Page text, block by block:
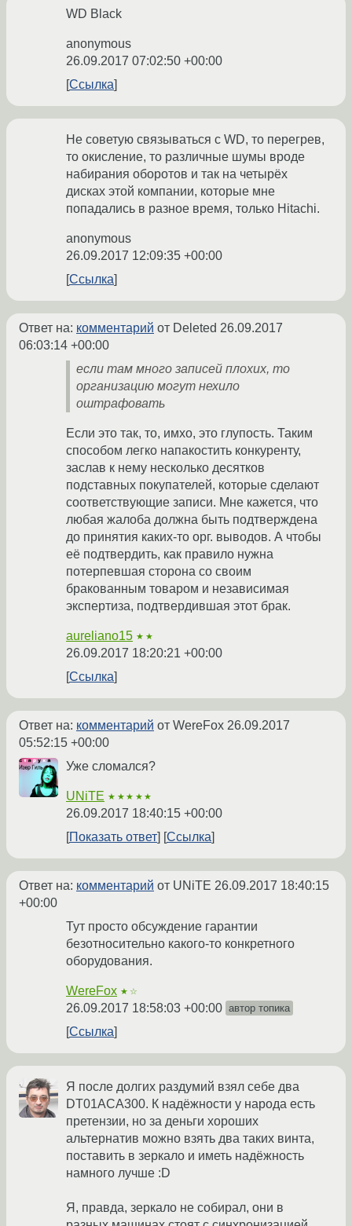
WD Black
anonymous
26.09.2017 07:02:50 +00:00
Ссылка
Не советую связываться с WD, то перегрев,
то окисление, то различные шумы вроде
набирания оборотов и так на четырёх
дисках этой компании, которые мне
попадались в разное время, только Hitachi.
anonymous
26.09.2017 12:09:35 +00:00
Ссылка
Ответ на: комментарий от Deleted 26.09.2017
06:03:14 +00:00
если там много записей плохих, то
организацию могут нехило
оштрафовать
Если это так, то, имхо, это глупость. Таким
способом легко напакостить конкуренту,
заслав к нему несколько десятков
подставных покупателей, которые сделают
соответствующие записи. Мне кажется, что
любая жалоба должна быть подтверждена
до принятия каких-то орг. выводов. А чтобы
её подтвердить, как правило нужна
потерпевшая сторона со своим
бракованным товаром и независимая
экспертиза, подтвердившая этот брак.
aureliano15 ★★
26.09.2017 18:20:21 +00:00
Ссылка
Ответ на: комментарий от WereFox 26.09.2017
05:52:15 +00:00
Уже сломался?
UNiTE ★★★★★
26.09.2017 18:40:15 +00:00
Показать ответ
Ссылка
Ответ на: комментарий от UNiTE 26.09.2017 18:40:15
+00:00
Тут просто обсуждение гарантии
безотносительно какого-то конкретного
оборудования.
WereFox ★☆
26.09.2017 18:58:03 +00:00 автор топика
Ссылка
Я после долгих раздумий взял себе два
DT01ACA300. К надёжности у народа есть
претензии, но за деньги хороших
альтернатив можно взять два таких винта,
поставить в зеркало и иметь надёжность
намного лучше :D
Я, правда, зеркало не собирал, они в